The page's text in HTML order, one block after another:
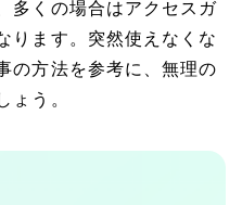
多くの場合はアクセスガ
ります。突然使えなくな
の方法を参考に、無理の
ょう。